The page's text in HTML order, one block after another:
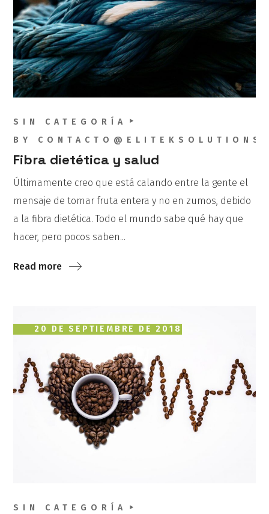
SIN CATEGORÍA
BY
Fibra dietética y salud
Últimamente creo que está calando entre la gente el
mensaje de tomar fruta entera y no en zumos, debido
a la fibra dietética. Todo el mundo sabe qué hay que
hacer, pero pocos saben...
Read more
20 DE SEPTIEMBRE DE 2018
SIN CATEGORÍA